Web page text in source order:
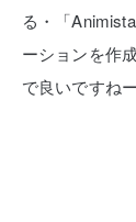
る・「
ーションを作
で良いですねー